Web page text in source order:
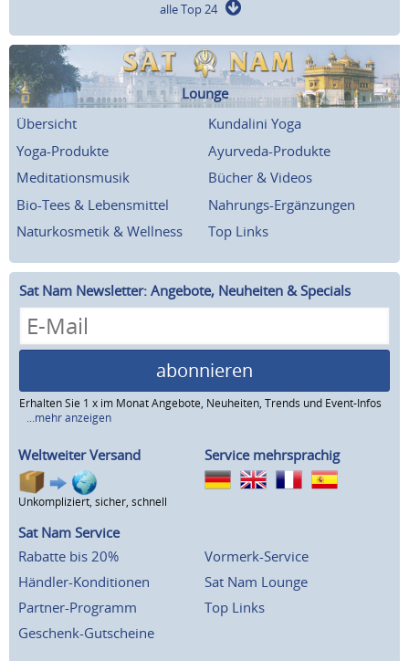
alle Top 24
Lounge
Übersicht
Kundalini Yoga
Yoga-Produkte
Ayurveda-Produkte
Meditationsmusik
Bücher & Videos
Bio-Tees & Lebensmittel
Nahrungs-Ergänzungen
Naturkosmetik & Wellness
Top Links
Sat Nam Newsletter: Angebote, Neuheiten & Specials
abonnieren
Erhalten Sie 1 x im Monat Angebote, Neuheiten, Trends und Event-Infos
...mehr anzeigen
Weltweiter Versand
Unkompliziert, sicher, schnell
Service mehrsprachig
Sat Nam Service
Rabatte bis 20%
Händler-Konditionen
Partner-Programm
Geschenk-Gutscheine
Vormerk-Service
Sat Nam Lounge
Top Links